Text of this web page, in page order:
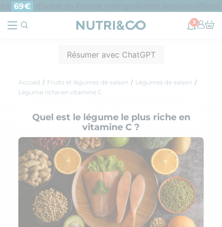
69€ d’achat en France métropolitaine
3
Résumer avec ChatGPT
Accueil Fruits et légumes de saison
Légumes de saison
Légume riche en vitamine C
Quel est le légume le plus riche en
vitamine C ?